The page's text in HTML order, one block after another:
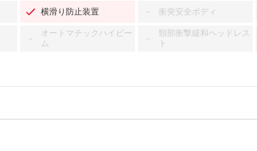
横滑り防止装置 － 衝突安全ボディ
－
オートマチックハイビー
ム
－
頸部衝撃緩和ヘッドレス
ト
手席/サイド